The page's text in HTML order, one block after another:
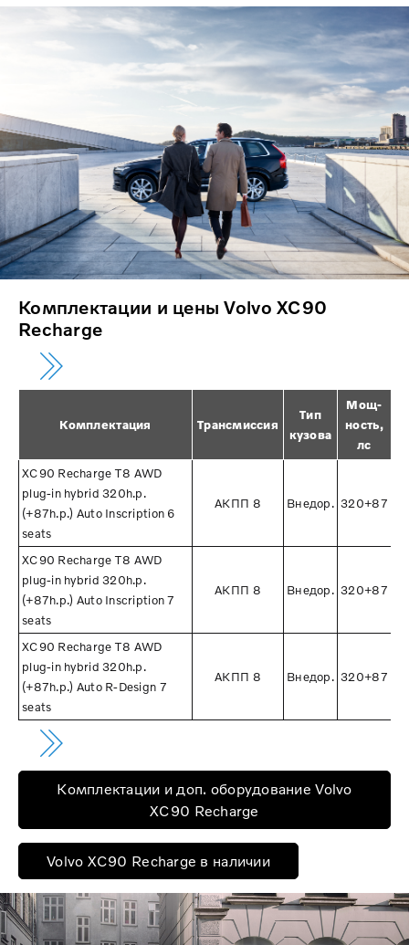
Комплектации и цены Volvo XC90
Recharge
Комплектация Трансмиссия
Тип
кузова
Мощ-
ность,
лс
XC90 Recharge T8 AWD
plug-in hybrid 320h.p.
(+87h.p.) Auto Inscription 6
seats
АКПП 8 Внедор. 320+87
XC90 Recharge T8 AWD
plug-in hybrid 320h.p.
(+87h.p.) Auto Inscription 7
seats
АКПП 8 Внедор. 320+87
XC90 Recharge T8 AWD
plug-in hybrid 320h.p.
(+87h.p.) Auto R-Design 7
seats
АКПП 8 Внедор. 320+87
Комплектации и доп. оборудование Volvo
XC90 Recharge
Volvo XC90 Recharge в наличии